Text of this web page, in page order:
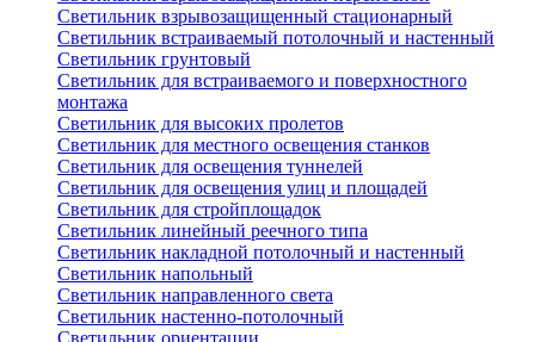
Светильник взрывозащищенный стационарный
Светильник встраиваемый потолочный и настенный
Светильник грунтовый
Светильник для встраиваемого и поверхностного
монтажа
Светильник для высоких пролетов
Светильник для местного освещения станков
Светильник для освещения туннелей
Светильник для освещения улиц и площадей
Светильник для стройплощадок
Светильник линейный реечного типа
Светильник накладной потолочный и настенный
Светильник напольный
Светильник направленного света
Светильник настенно-потолочный
Светильник ориентации